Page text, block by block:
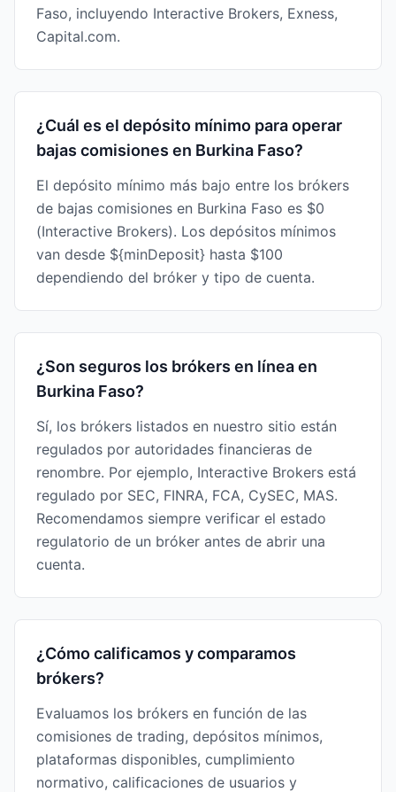
Faso, incluyendo Interactive Brokers, Exness,
Capital.com.
¿Cuál es el depósito mínimo para operar
bajas comisiones en Burkina Faso?
El depósito mínimo más bajo entre los brókers
de bajas comisiones en Burkina Faso es $0
(Interactive Brokers). Los depósitos mínimos
van desde ${minDeposit} hasta $100
dependiendo del bróker y tipo de cuenta.
¿Son seguros los brókers en línea en
Burkina Faso?
Sí, los brókers listados en nuestro sitio están
regulados por autoridades financieras de
renombre. Por ejemplo, Interactive Brokers está
regulado por SEC, FINRA, FCA, CySEC, MAS.
Recomendamos siempre verificar el estado
regulatorio de un bróker antes de abrir una
cuenta.
¿Cómo calificamos y comparamos
brókers?
Evaluamos los brókers en función de las
comisiones de trading, depósitos mínimos,
plataformas disponibles, cumplimiento
normativo, calificaciones de usuarios y